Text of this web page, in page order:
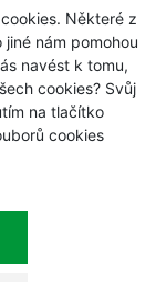
Některé z
nám pomohou
navést k tomu,
cookies? Svůj
na tlačítko
cookies
Přihlásit
osobních